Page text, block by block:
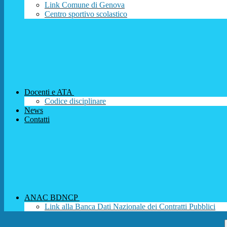
Link Comune di Genova
Centro sportivo scolastico
Docenti e ATA
Codice disciplinare
News
Contatti
ANAC BDNCP
Link alla Banca Dati Nazionale dei Contratti Pubblici